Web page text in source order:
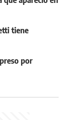
tiene
por